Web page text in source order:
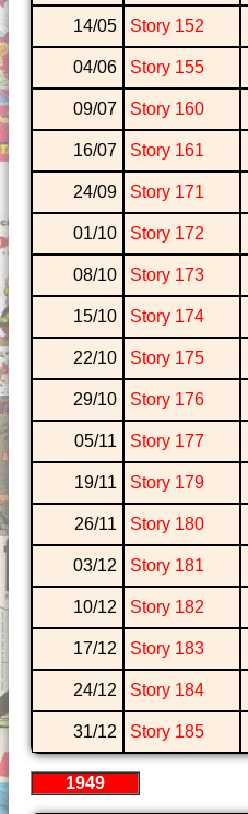
14/05
Story 152
04/06
Story 155
09/07 Story 160
16/07
Story 161
24/09
Story 171
01/10
Story 172
08/10
Story 173
15/10
Story 174
22/10
Story 175
29/10
Story 176
05/11
Story 177
19/11
Story 179
26/11
Story 180
03/12
Story 181
10/12
Story 182
17/12
Story 183
24/12
Story 184
31/12
Story 185
1949